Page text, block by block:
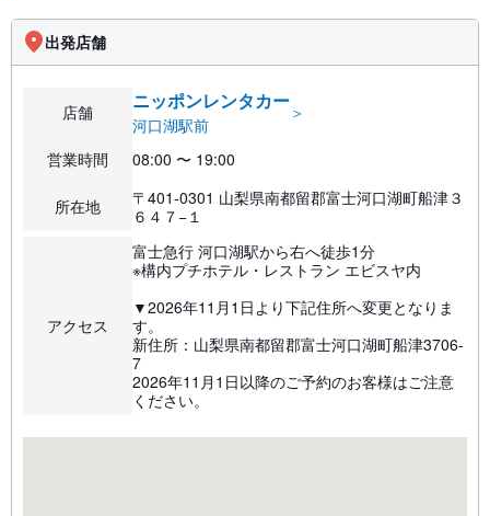
出発店舗
店舗 ニッポンレンタカー
河口湖駅前
＞
営業時間 08:00 〜 19:00
所在地
〒401-0301 山梨県南都留郡富士河口湖町船津３
６４７−１
アクセス
富士急行 河口湖駅から右へ徒歩1分
※構内プチホテル・レストラン エビスヤ内
▼2026年11月1日より下記住所へ変更となりま
す。
新住所：山梨県南都留郡富士河口湖町船津3706-
7
2026年11月1日以降のご予約のお客様はご注意
ください。